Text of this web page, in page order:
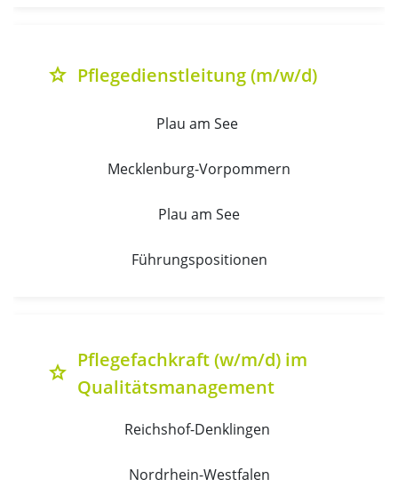
grade Pflegedienstleitung (m/w/d)
Plau am See
Mecklenburg-Vorpommern
Plau am See
Führungspositionen
grade
Pflegefachkraft (w/m/d) im
Qualitätsmanagement
Reichshof-Denklingen
Nordrhein-Westfalen